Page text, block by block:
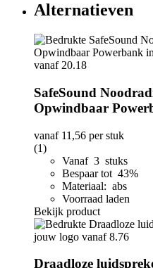
Alternatieven
SafeSound
Opwindbaar
vanaf 11,56 per stuk
(1)
Vanaf 3 stuks
Bespaar tot 43%
Materiaal: abs
Voorraad laden
Bekijk product
Draadloze